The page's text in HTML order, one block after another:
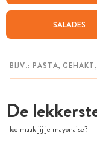
SALADES
De
Hoe maak jij je mayonaise?
WEEKMENU
CHAT MET MAIA
MIJN BEWAARDE